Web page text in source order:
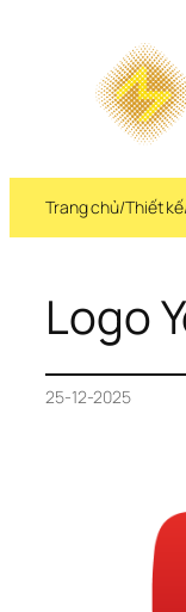
Trang chủ/Thiết kế
Logo
25-12-2025